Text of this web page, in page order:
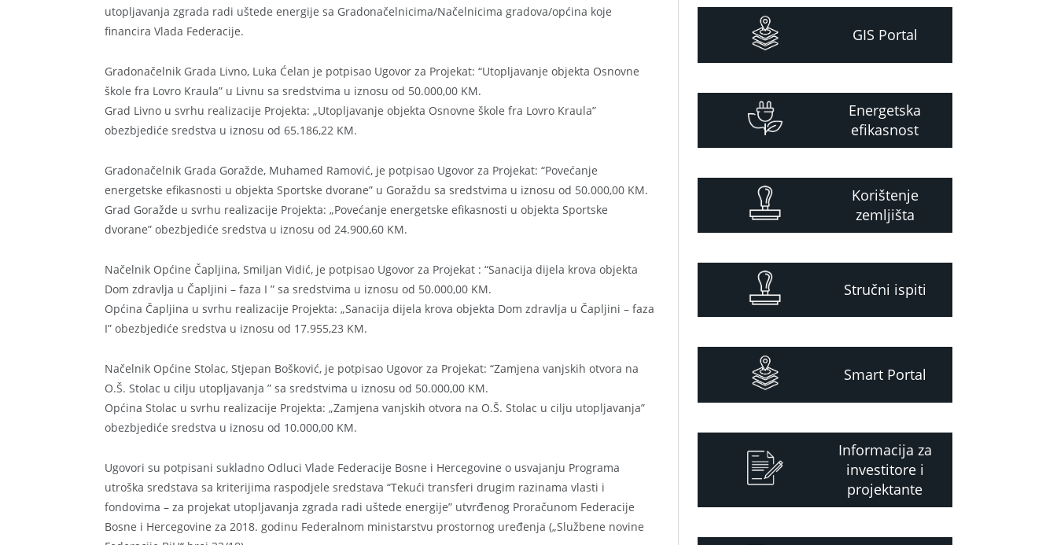
utopljavanja zgrada radi uštede energije sa Gradonačelnicima/Načelnicima gradova/općina koje
financira Vlada Federacije.
Gradonačelnik Grada Livno, Luka Ćelan je potpisao Ugovor za Projekat: “Utopljavanje objekta Osnovne
škole fra Lovro Kraula” u Livnu sa sredstvima u iznosu od 50.000,00 KM.
Grad Livno u svrhu realizacije Projekta: „Utopljavanje objekta Osnovne škole fra Lovro Kraula”
obezbjediće sredstva u iznosu od 65.186,22 KM.
Gradonačelnik Grada Goražde, Muhamed Ramović, je potpisao Ugovor za Projekat: “Povećanje
energetske efikasnosti u objekta Sportske dvorane” u Goraždu sa sredstvima u iznosu od 50.000,00 KM.
Grad Goražde u svrhu realizacije Projekta: „Povećanje energetske efikasnosti u objekta Sportske
dvorane” obezbjediće sredstva u iznosu od 24.900,60 KM.
Načelnik Općine Čapljina, Smiljan Vidić, je potpisao Ugovor za Projekat : “Sanacija dijela krova objekta
Dom zdravlja u Čapljini – faza I ” sa sredstvima u iznosu od 50.000,00 KM.
Općina Čapljina u svrhu realizacije Projekta: „Sanacija dijela krova objekta Dom zdravlja u Čapljini – faza
I” obezbjediće sredstva u iznosu od 17.955,23 KM.
Načelnik Općine Stolac, Stjepan Bošković, je potpisao Ugovor za Projekat: “Zamjena vanjskih otvora na
O.Š. Stolac u cilju utopljavanja ” sa sredstvima u iznosu od 50.000,00 KM.
Općina Stolac u svrhu realizacije Projekta: „Zamjena vanjskih otvora na O.Š. Stolac u cilju utopljavanja”
obezbjediće sredstva u iznosu od 10.000,00 KM.
Ugovori su potpisani sukladno Odluci Vlade Federacije Bosne i Hercegovine o usvajanju Programa
utroška sredstava sa kriterijima raspodjele sredstava “Tekući transferi drugim razinama vlasti i
fondovima – za projekat utopljavanja zgrada radi uštede energije” utvrđenog Proračunom Federacije
Bosne i Hercegovine za 2018. godinu Federalnom ministarstvu prostornog uređenja („Službene novine
GIS Portal
Energetska
efikasnost
Korištenje
zemljišta
Stručni ispiti
Smart Portal
Informacija za
investitore i
projektante